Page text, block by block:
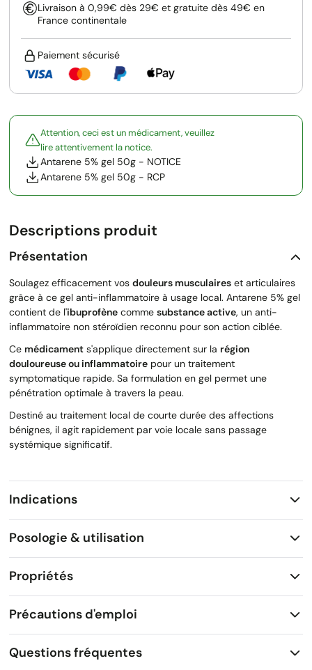
Livraison à 0,99€ dès 29€ et gratuite dès 49€ en
France continentale
Paiement sécurisé
Attention, ceci est un médicament, veuillez
lire attentivement la notice.
Antarene 5% gel 50g - NOTICE
Antarene 5% gel 50g - RCP
Descriptions produit
Présentation
Soulagez efficacement vos douleurs musculaires et articulaires
grâce à ce gel anti-inflammatoire à usage local. Antarene 5% gel
contient de l'ibuprofène comme substance active, un anti-
inflammatoire non stéroïdien reconnu pour son action ciblée.
Ce médicament s'applique directement sur la région
douloureuse ou inflammatoire pour un traitement
symptomatique rapide. Sa formulation en gel permet une
pénétration optimale à travers la peau.
Destiné au traitement local de courte durée des affections
bénignes, il agit rapidement par voie locale sans passage
systémique significatif.
Indications
Posologie & utilisation
Propriétés
Précautions d'emploi
Questions fréquentes